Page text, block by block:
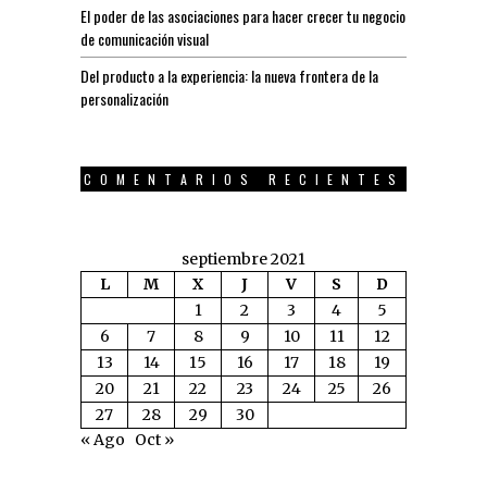
El poder de las asociaciones para hacer crecer tu negocio
de comunicación visual
Del producto a la experiencia: la nueva frontera de la
personalización
COMENTARIOS RECIENTES
septiembre 2021
L
M X J V S
D
1
2 3 4
5
6
7 8 9 10 11
12
13
14 15 16 17 18
19
20
21 22 23 24 25
26
27
28 29
30
« Ago
Oct »